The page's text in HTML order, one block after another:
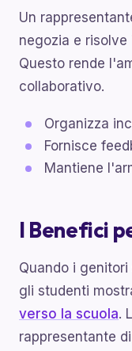
Un
negozia e
Questo rende
collaborativo.
Organizza
Fornisce
Mantiene
I Benefici
Quando i
gli studenti
verso la scuola.
rappresentante